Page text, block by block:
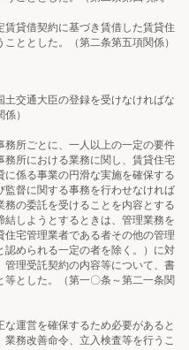
貸借契約に基づき賃借した賃貸住
ととした。（第二条第五項関係）
交通大臣の登録を受けなければな
）
所ごとに、一人以上の一定の要件
所における業務に関し、賃貸住宅
係る事業の円滑な実施を確保する
督に関する事務を行わせなければ
の委託を受けることを内容とする
しようとするときは、管理業務を
宅管理業者である者その他の管理
められる一定の者を除く。）に対
管理受託契約の内容等について、書
とした。（第一〇条～第二一条関
運営を確保するため必要があると
務改善命令、立入検査等を行うこ